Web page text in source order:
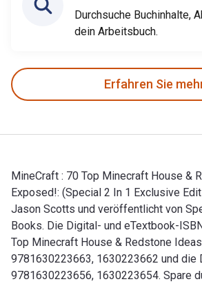
Durchsuche Buchinhalte,
dein Arbeitsbuch.
Erfahren Sie
MineCraft : 70 Top Minecraft House &
Exposed!: (Special 2 In 1 Exclusive
Jason Scotts und veröffentlicht von
Books. Die Digital- und eTextbook-
Top Minecraft House & Redstone
9781630223663, 1630223662 und die
9781630223656, 1630223654. Spare